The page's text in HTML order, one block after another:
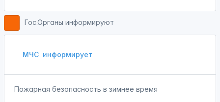
Гос.Органы информируют
МЧС информирует
Пожарная безопасность в зимнее время